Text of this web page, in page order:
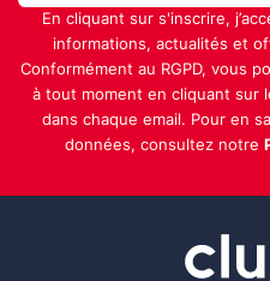
En cliquant sur s'inscrire,
informations, actualités et
Conformément au RGPD, vous
à tout moment en cliquant sur
dans chaque email. Pour en
données, consultez notre